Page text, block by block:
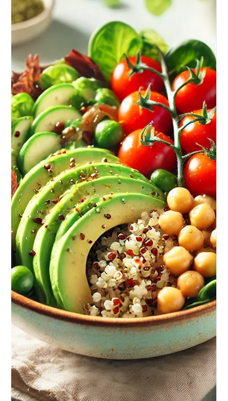
12 mar 2025
Tempo di lettura: 2 min
Come Prepararsi a un Allenamento
Online Live con un Trainer di LAGOM
FIT
Gli allenamenti online live con un trainer rappresentano una soluzione
efficace per mantenersi in forma con la guida di un esperto,...